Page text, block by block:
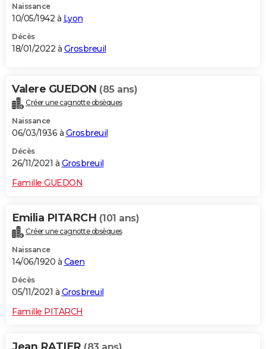
Naissance
10/05/1942 à Lyon
Décès
18/01/2022 à Grosbreuil
Valere GUEDON (85 ans)
Créer une cagnotte obsèques
Naissance
06/03/1936 à Grosbreuil
Décès
26/11/2021 à Grosbreuil
Famille GUEDON
Emilia PITARCH (101 ans)
Créer une cagnotte obsèques
Naissance
14/06/1920 à Caen
Décès
05/11/2021 à Grosbreuil
Famille PITARCH